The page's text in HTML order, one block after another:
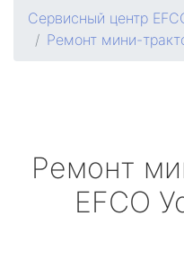
Сервисный центр
Ремонт мини-
Ремонт
EFCO